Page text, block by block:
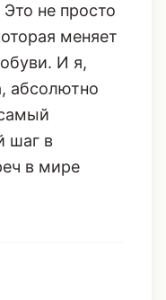
не просто
меняет
И я,
абсолютно
шаг в
в мире